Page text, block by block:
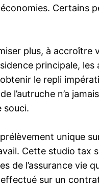
Certains
plus, à accroître
principale, les
le repli
l’autruche n’a
souci.
unique
Cette studio tax
de l’assurance vie
sur un